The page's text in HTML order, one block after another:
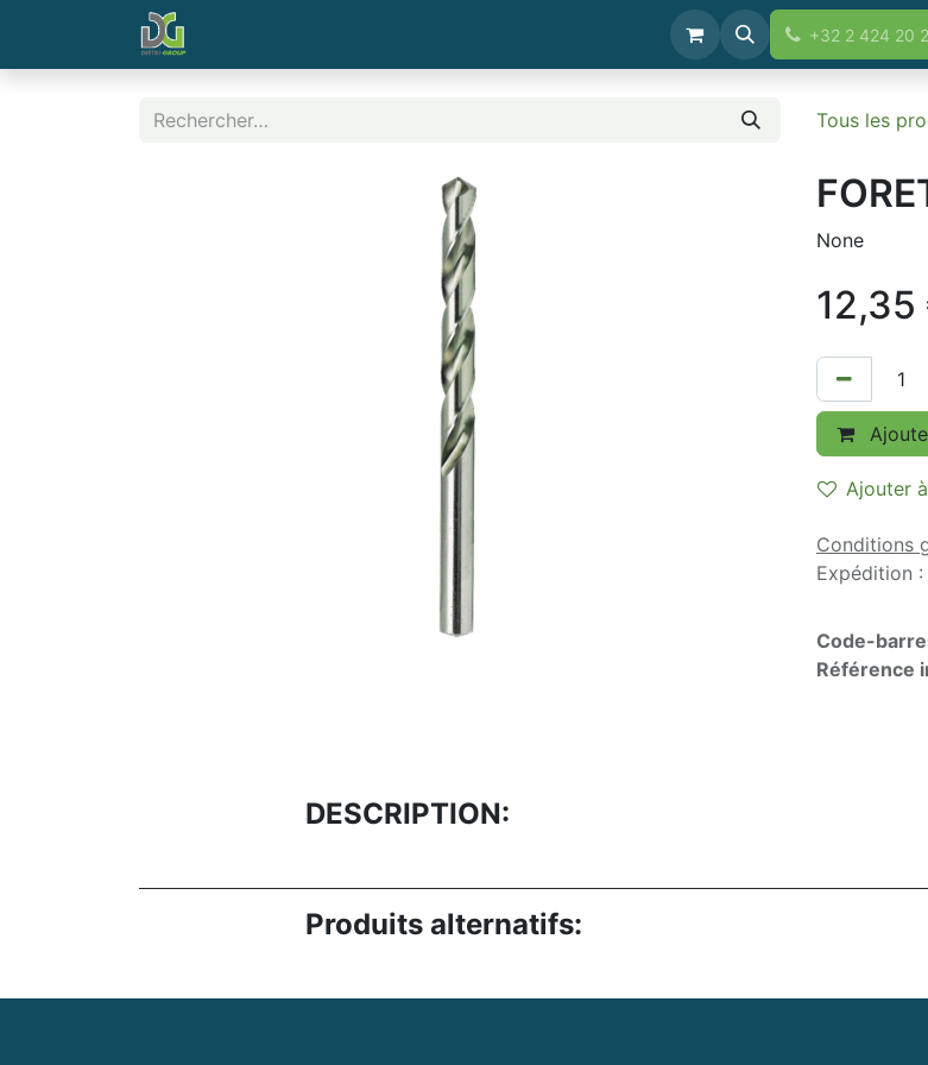
+32 2 424 20
Tous les
None
12,35
Ajouter
Conditions
Expédition
Code-
Référence
DESCRIPTION:
Produits alternatifs: